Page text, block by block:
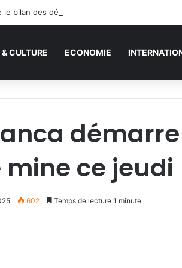
bilan des décès en Allemagne à un niveau
CULTURE ECONOMIE
mine ce jeudi
602 Temps de lecture 1 minute